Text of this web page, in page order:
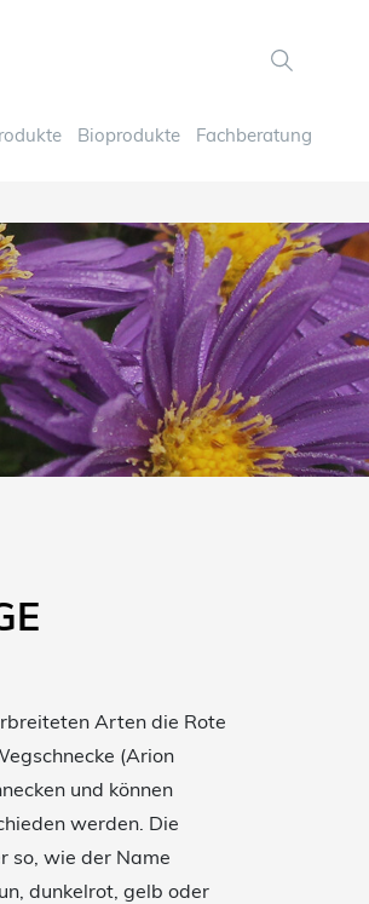
Bioprodukte Fachberatung
Arten die Rote
(Arion
und können
werden. Die
so, wie der Name
dunkelrot, gelb oder